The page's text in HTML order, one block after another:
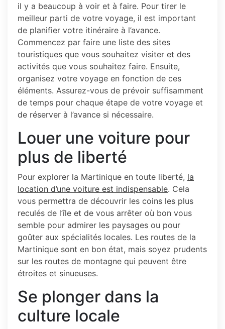
il y a beaucoup à voir et à faire. Pour tirer le
meilleur parti de votre voyage, il est important
de planifier votre itinéraire à l’avance.
Commencez par faire une liste des sites
touristiques que vous souhaitez visiter et des
activités que vous souhaitez faire. Ensuite,
organisez votre voyage en fonction de ces
éléments. Assurez-vous de prévoir suffisamment
de temps pour chaque étape de votre voyage et
de réserver à l’avance si nécessaire.
Louer une voiture pour
plus de liberté
Pour explorer la Martinique en toute liberté, la
location d’une voiture est indispensable. Cela
vous permettra de découvrir les coins les plus
reculés de l’île et de vous arrêter où bon vous
semble pour admirer les paysages ou pour
goûter aux spécialités locales. Les routes de la
Martinique sont en bon état, mais soyez prudents
sur les routes de montagne qui peuvent être
étroites et sinueuses.
Se plonger dans la
culture locale